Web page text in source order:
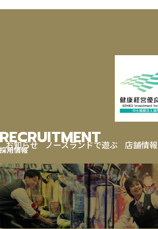
お知らせ ノースランドで遊ぶ 店舗情報
RECRUITMENT
採用情報